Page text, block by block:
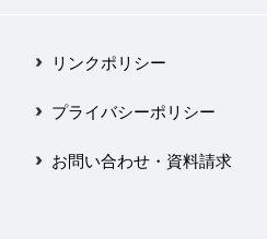
リンクポリシー
プライバシーポリシー
お問い合わせ・資料請求